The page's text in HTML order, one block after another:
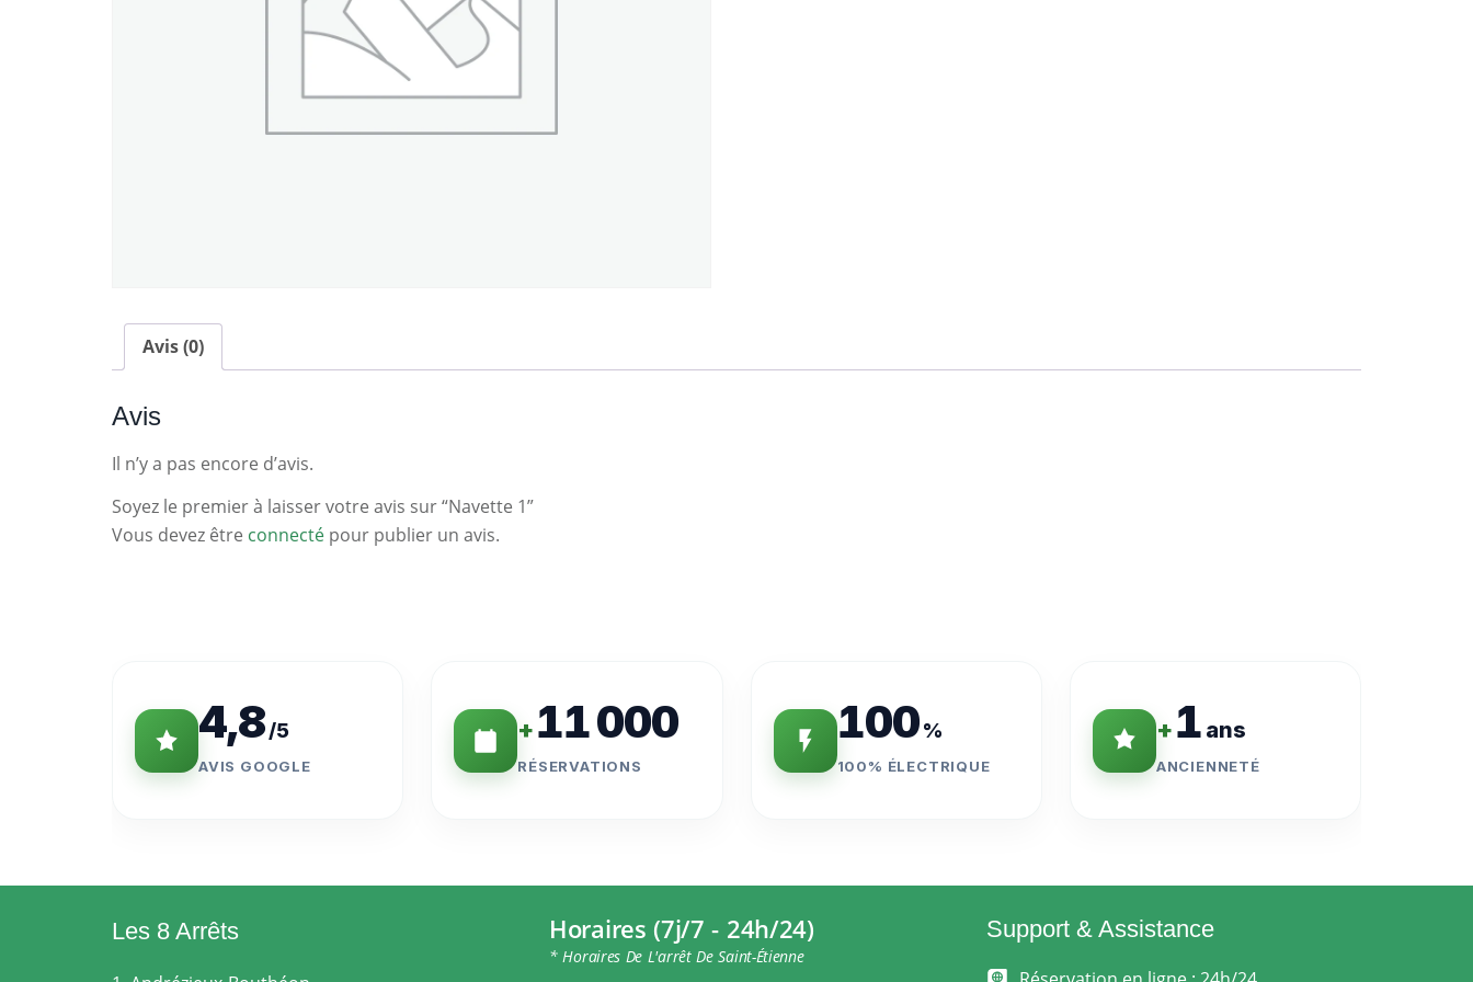
Avis (0)
Avis
Il n’y a pas encore d’avis.
Soyez le premier à laisser votre avis sur “Navette 1”
Vous devez être connecté pour publier un avis.
4,8/5
AVIS GOOGLE
+11 000
RÉSERVATIONS
100 %
100% ÉLECTRIQUE
+1 ans
ANCIENNETÉ
Les 8 Arrêts Horaires (7j/7 - 24h/24)
* Horaires De L'arrêt De Saint-Étienne
Support & Assistance